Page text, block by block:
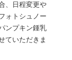
、日程変更や
ォトシュノー
ンプキン鍾乳
ていただきま